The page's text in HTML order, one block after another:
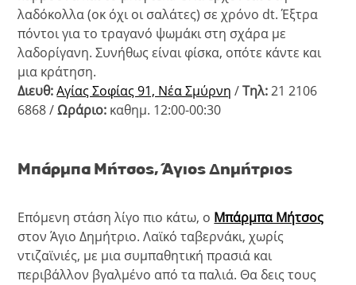
λαδόκολλα (οκ όχι οι σαλάτες) σε χρόνο dt. Έξτρα
πόντοι για το τραγανό ψωμάκι στη σχάρα με
λαδορίγανη. Συνήθως είναι φίσκα, οπότε κάντε και
μια κράτηση.
Διευθ:Αγίας Σοφίας 91, Νέα Σμύρνη /Τηλ:21 2106
6868 /Ωράριο: καθημ. 12:00-00:30
Μπάρμπα Μήτσος, Άγιος Δημήτριος
Επόμενη στάση λίγο πιο κάτω, ο Μπάρμπα Μήτσος
στον Άγιο Δημήτριο. Λαϊκό ταβερνάκι, χωρίς
ντιζαϊνιές, με μια συμπαθητική πρασιά και
περιβάλλον βγαλμένο από τα παλιά. Θα δεις τους